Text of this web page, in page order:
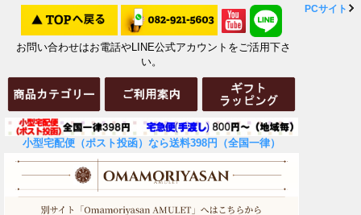
お問い合わせはお電話やLINE公式アカウントをご活用下さ
い。
小型宅配便（ポスト投函）なら送料398円（全国一律）
PCサイト